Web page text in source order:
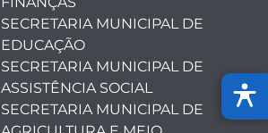
SECRETARIA MUNICIPAL DE
EDUCAÇÃO
SECRETARIA MUNICIPAL DE
ASSISTÊNCIA SOCIAL
SECRETARIA MUNICIPAL DE